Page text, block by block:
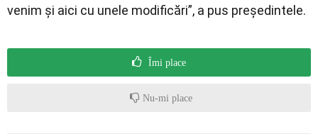
venim și aici cu unele modificări”, a pus președintele.
Îmi place
Nu-mi place